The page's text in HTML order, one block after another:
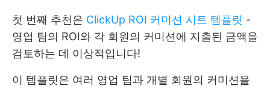
첫 번째 추천은 ClickUp ROI 커미션 시트 템플릿 -
영업 팀의 ROI와 각 회원의 커미션에 지출된 금액을
검토하는 데 이상적입니다!
이 템플릿은 여러 영업 팀과 개별 회원의 커미션을